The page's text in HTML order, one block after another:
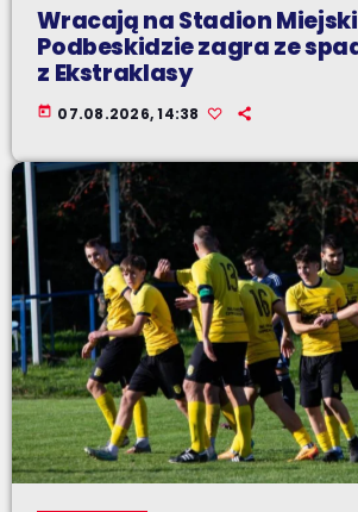
Wracają na Stadion
Podbeskidzie zagra ze
z Ekstraklasy
today 07.08.2026, 14:38